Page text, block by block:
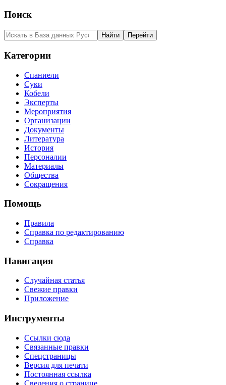
Поиск
Категории
Спаниели
Суки
Кобели
Эксперты
Мероприятия
Организации
Документы
Литература
История
Персоналии
Материалы
Общества
Сокращения
Помощь
Правила
Справка по редактированию
Справка
Навигация
Случайная статья
Свежие правки
Приложение
Инструменты
Ссылки сюда
Связанные правки
Спецстраницы
Версия для печати
Постоянная ссылка
Сведения о странице